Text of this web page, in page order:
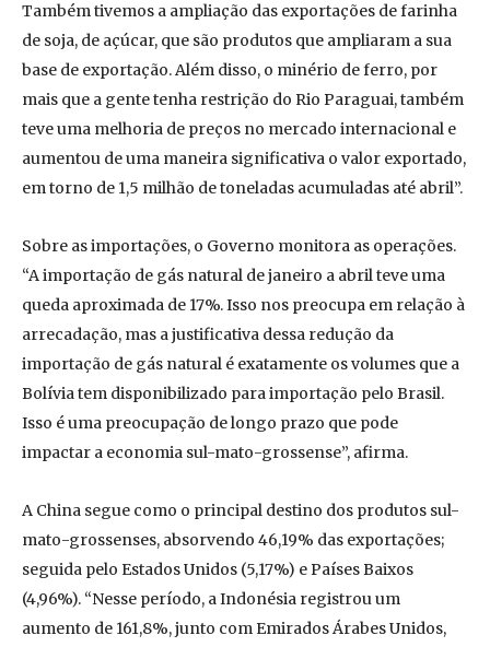
Também tivemos a ampliação das exportações de farinha
de soja, de açúcar, que são produtos que ampliaram a sua
base de exportação. Além disso, o minério de ferro, por
mais que a gente tenha restrição do Rio Paraguai, também
teve uma melhoria de preços no mercado internacional e
aumentou de uma maneira significativa o valor exportado,
em torno de 1,5 milhão de toneladas acumuladas até abril”.
Sobre as importações, o Governo monitora as operações.
“A importação de gás natural de janeiro a abril teve uma
queda aproximada de 17%. Isso nos preocupa em relação à
arrecadação, mas a justificativa dessa redução da
importação de gás natural é exatamente os volumes que a
Bolívia tem disponibilizado para importação pelo Brasil.
Isso é uma preocupação de longo prazo que pode
impactar a economia sul-mato-grossense”, afirma.
A China segue como o principal destino dos produtos sul-
mato-grossenses, absorvendo 46,19% das exportações;
seguida pelo Estados Unidos (5,17%) e Países Baixos
(4,96%). “Nesse período, a Indonésia registrou um
aumento de 161,8%, junto com Emirados Árabes Unidos,